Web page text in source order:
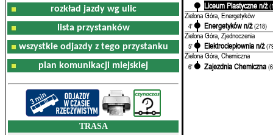
rozkład jazdy wg ulic
lista przystanków
wszystkie odjazdy z tego przystanku
plan komunikacji miejskiej
TRASA
Liceum Plastyczne n/ż
Zielona Góra, Energetyków
4' Energetyków n/ż (218)
Zielona Góra, Zjednoczenia
5' Elektrociepłownia n/ż
Zielona Góra, Chemiczna
6' Zajezdnia Chemiczna